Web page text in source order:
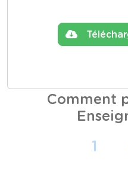
Comment
1